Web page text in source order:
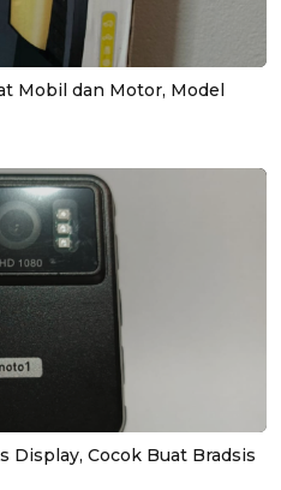
Mobil dan Motor, Model
Display, Cocok Buat Bradsis